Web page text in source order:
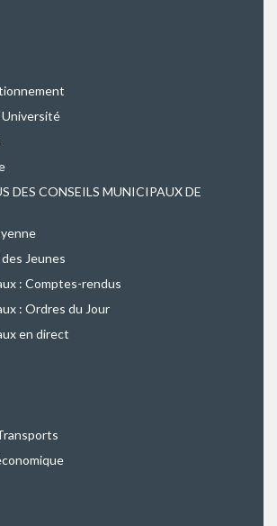
Université
DES CONSEILS MUNICIPAUX DE
Jeunes
: Comptes-rendus
: Ordres du Jour
en direct